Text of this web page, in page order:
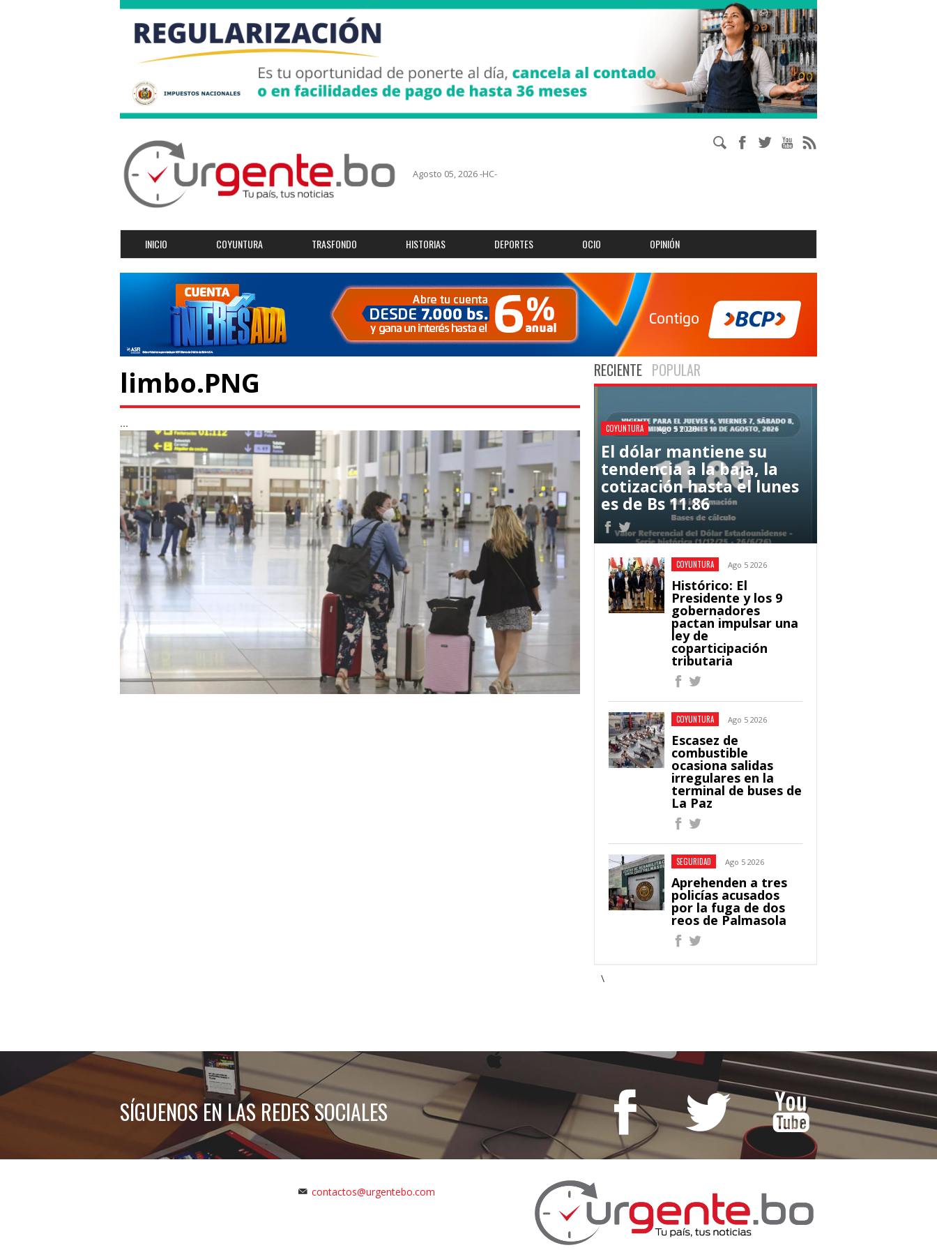
Agosto 05, 2026 -HC-
INICIO COYUNTURA TRASFONDO HISTORIAS DEPORTES OCIO OPINIÓN
limbo.PNG
...
RECIENTE POPULAR
COYUNTURA Ago 5 2026
El dólar mantiene su
tendencia a la baja, la
cotización hasta el lunes
es de Bs 11.86
COYUNTURA Ago 5 2026
Histórico: El
Presidente y los 9
gobernadores
pactan impulsar una
ley de
coparticipación
tributaria
COYUNTURA Ago 5 2026
Escasez de
combustible
ocasiona salidas
irregulares en la
terminal de buses de
La Paz
SEGURIDAD Ago 5 2026
Aprehenden a tres
policías acusados
por la fuga de dos
reos de Palmasola
\
SÍGUENOS EN LAS REDES SOCIALES
contactos@urgentebo.com